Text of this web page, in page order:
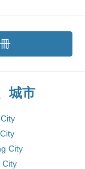
城市
City
City